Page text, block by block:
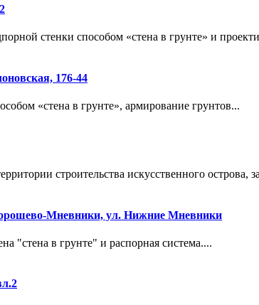
стенки способом «стена в грунте» и
176-44
«стена в грунте», армирование грунтов...
строительства искусственного острова,
Мневники, ул. Нижние Мневники
"стена в грунте" и распорная система....